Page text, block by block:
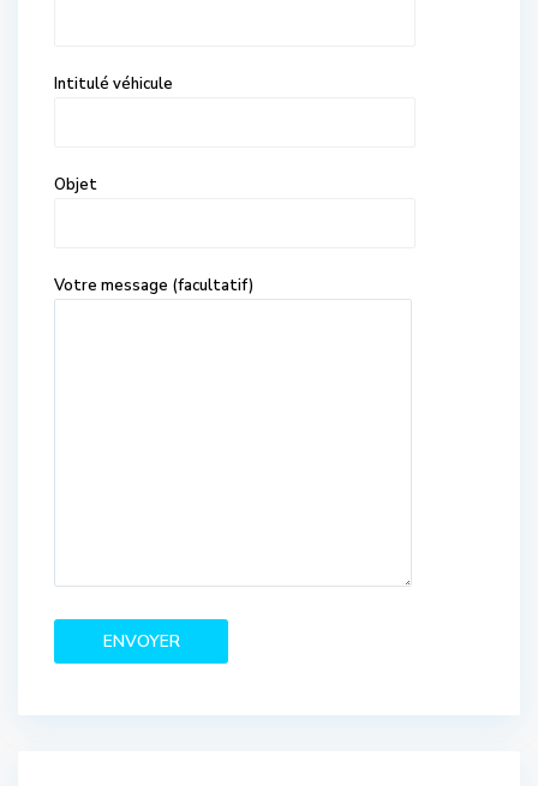
Intitulé véhicule
Objet
Votre message (facultatif)